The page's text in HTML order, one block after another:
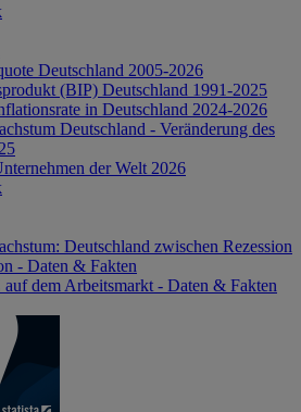
Deutschland 2005-2026
(BIP) Deutschland 1991-2025
in Deutschland 2024-2026
Deutschland - Veränderung des
der Welt 2026
Deutschland zwischen Rezession
- Daten & Fakten
auf dem Arbeitsmarkt - Daten & Fakten